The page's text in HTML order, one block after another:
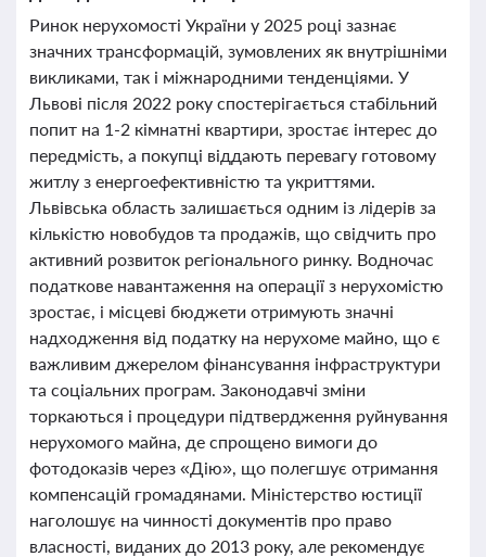
Ринок нерухомості України у 2025 році зазнає
значних трансформацій, зумовлених як внутрішніми
викликами, так і міжнародними тенденціями. У
Львові після 2022 року спостерігається стабільний
попит на 1-2 кімнатні квартири, зростає інтерес до
передмість, а покупці віддають перевагу готовому
житлу з енергоефективністю та укриттями.
Львівська область залишається одним із лідерів за
кількістю новобудов та продажів, що свідчить про
активний розвиток регіонального ринку. Водночас
податкове навантаження на операції з нерухомістю
зростає, і місцеві бюджети отримують значні
надходження від податку на нерухоме майно, що є
важливим джерелом фінансування інфраструктури
та соціальних програм. Законодавчі зміни
торкаються і процедури підтвердження руйнування
нерухомого майна, де спрощено вимоги до
фотодоказів через «Дію», що полегшує отримання
компенсацій громадянами. Міністерство юстиції
наголошує на чинності документів про право
власності, виданих до 2013 року, але рекомендує